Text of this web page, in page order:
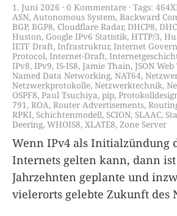
1. Juni 2026 0 Kommentare Tags:
ASN, Autonomous System, Backward
BGP, BGP8, Cloudflare Radar, DHCP8,
Huston, Google IPv6 Statistik, HTTP/3,
IETF Draft, Infrastruktur, Internet
Protocol, Internet-Draft,
IPv8, IPv9, IS-IS8, Jamie Thain, JSON
Named Data Networking, NAT64,
Netzwerkprotokolle, Netzwerktechnik,
OSPF8, Paul Tsuchiya, pip,
791 , ROA, Router Advertisements,
RPKI, Schichtenmodell, SCION, SLAAC,
Deering, WHOIS8, XLATE8, Zone Server
Wenn IPv4 als Initialzündung
Internets gelten kann, dann
Jahrzehnten geplante und
vielerorts gelebte Zukunft des